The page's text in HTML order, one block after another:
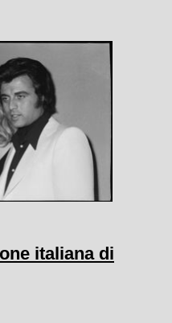
italiana di